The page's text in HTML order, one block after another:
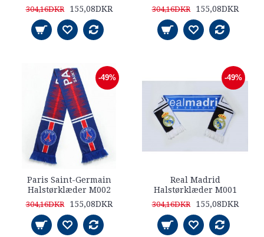
304,16DKR 155,08DKR 304,16DKR 155,08DKR
-49%
Paris Saint-Germain
Halstørklæder M002
304,16DKR 155,08DKR
-49%
Real Madrid
Halstørklæder M001
304,16DKR 155,08DKR